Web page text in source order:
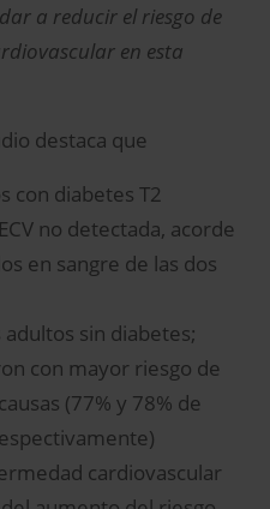
a reducir el riesgo de
en esta
destaca que
con diabetes T2
no detectada, acorde
en sangre de las dos
sin diabetes;
con mayor riesgo de
(77% y 78% de
cardiovascular